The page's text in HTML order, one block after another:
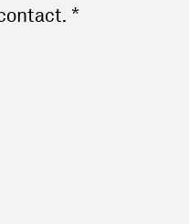
fenêtre)
du formulaire de contact. *